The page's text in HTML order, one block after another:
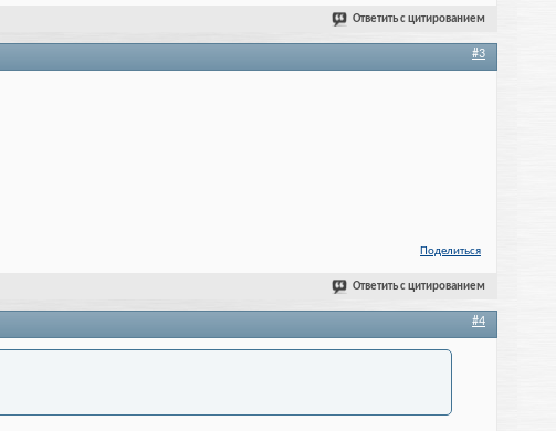
Ответить с цитированием
#3
Поделиться
Ответить с цитированием
#4